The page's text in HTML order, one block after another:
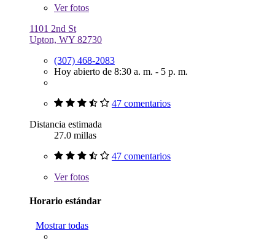
Verfotos
1101 2nd St
Upton, WY 82730
(307) 468-2083
Hoy abierto de 8:30 a. m. - 5 p. m.
47 comentarios
Distancia estimada
27.0 millas
47 comentarios
Verfotos
Horario estándar
Mostrar todas